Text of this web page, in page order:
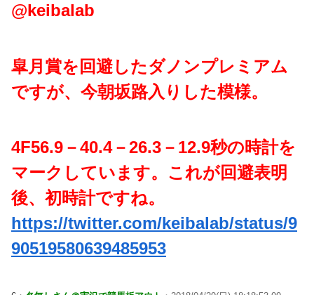
@keibalab
皐月賞を回避したダノンプレミアム
ですが、今朝坂路入りした模様。
4F56.9－40.4－26.3－12.9秒の時計を
マークしています。これが回避表明
後、初時計ですね。
https://twitter.com/keibalab/status/9
90519580639485953